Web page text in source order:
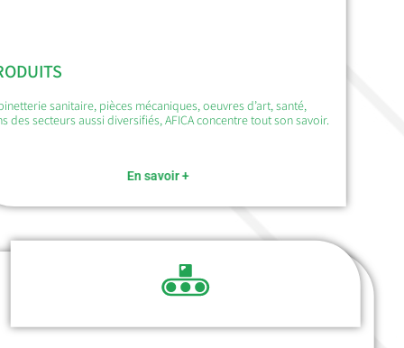
sanitaire, pièces mécaniques, oeuvres d’art, santé,
des secteurs aussi diversifiés, AFICA concentre tout son savoir.
En savoir +